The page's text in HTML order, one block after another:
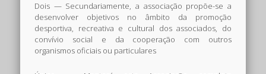
Dois — Secundariamente, a associação propõe-se a
desenvolver objetivos no âmbito da promoção
desportiva, recreativa e cultural dos associados, do
convívio social e da cooperação com outros
organismos oficiais ou particulares